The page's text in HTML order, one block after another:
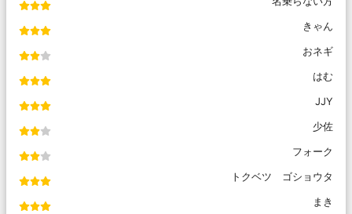
きゃん
おネギ
はむ
JJY
少佐
フォーク
トクベツ ゴショウタ
まき